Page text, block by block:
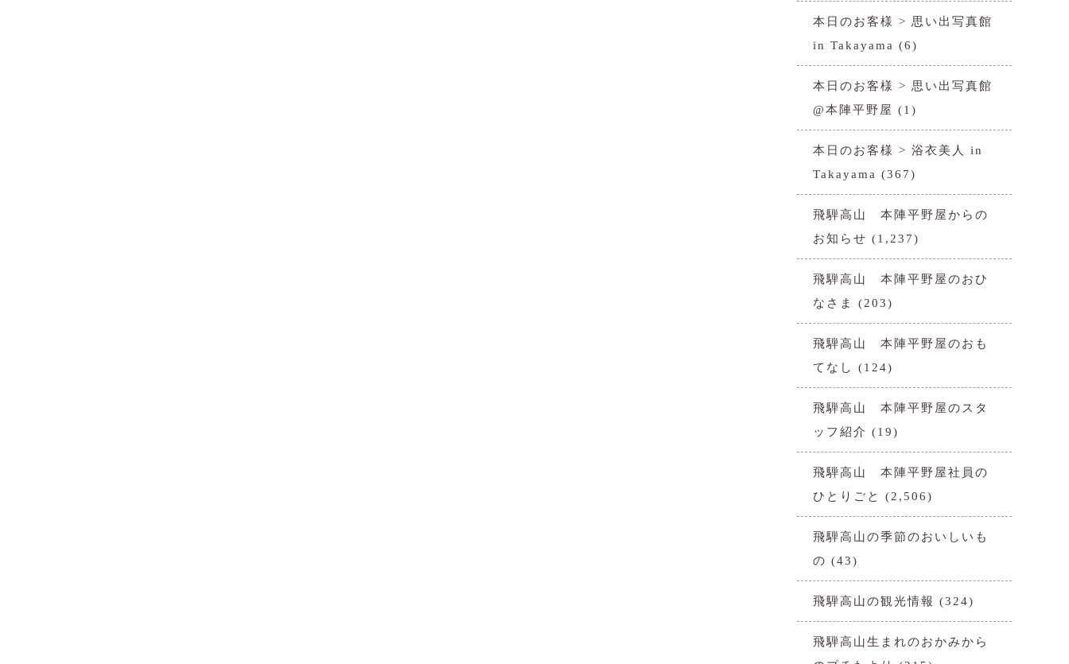
本日のお客様 > 思い出写真館
in Takayama (6)
本日のお客様 > 思い出写真館
@本陣平野屋 (1)
本日のお客様 > 浴衣美人 in
Takayama (367)
飛騨高山 本陣平野屋からの
お知らせ (1,237)
飛騨高山 本陣平野屋のおひ
なさま
(203)
飛騨高山 本陣平野屋のおも
てなし
(124)
飛騨高山 本陣平野屋のスタ
ッフ紹介 (19)
飛騨高山 本陣平野屋社員の
ひとりごと
(2,506)
飛騨高山の季節のおいしいも
の (43)
飛騨高山の観光情報 (324)
飛騨高山生まれのおかみから